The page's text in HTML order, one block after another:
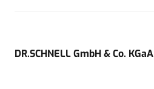
DR.SCHNELL GmbH & Co. KGaA